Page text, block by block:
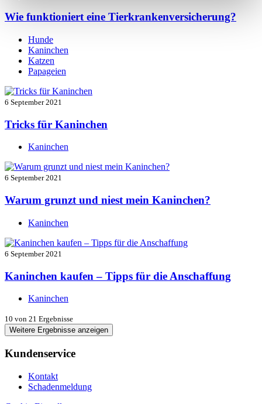
Wie funktioniert eine Tierkrankenversicherung?
Hunde
Kaninchen
Katzen
Papageien
6 September 2021
Tricks für Kaninchen
Kaninchen
6 September 2021
Warum grunzt und niest mein Kaninchen?
Kaninchen
6 September 2021
Kaninchen kaufen – Tipps für die Anschaffung
Kaninchen
10 von 21 Ergebnisse
Weitere Ergebnisse anzeigen
Kundenservice
Kontakt
Schadenmeldung